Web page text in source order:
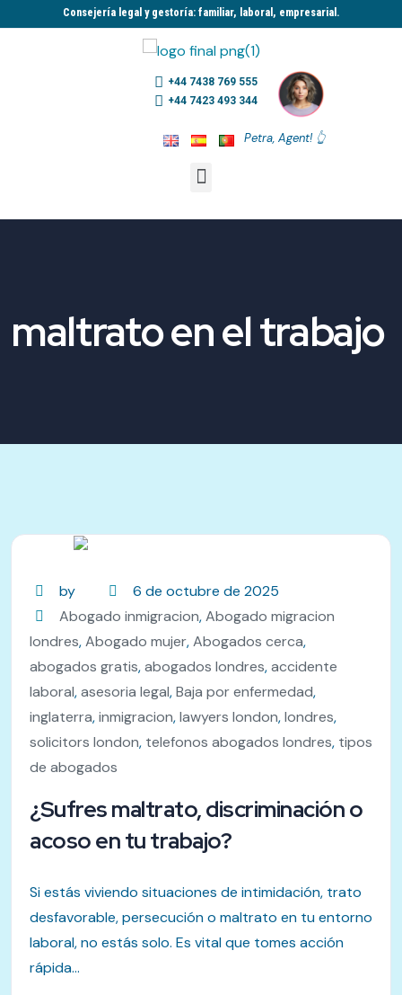
Consejería legal y gestoría: familiar, laboral, empresarial.​
+44 7438 769 555
+44 7423 493 344
Petra, Agent! 👆
maltrato en el trabajo
by
6 de octubre de 2025
Abogado inmigracion,Abogado migracion
londres,Abogado mujer,Abogados cerca,
abogados gratis,abogados londres,accidente
laboral,asesoria legal,Baja por enfermedad,
inglaterra,inmigracion,lawyers london,londres,
solicitors london, telefonos abogados londres, tipos
de abogados
¿Sufres maltrato, discriminación o
acoso en tu trabajo?
Si estás viviendo situaciones de intimidación, trato
desfavorable, persecución o maltrato en tu entorno
laboral, no estás solo. Es vital que tomes acción
rápida...